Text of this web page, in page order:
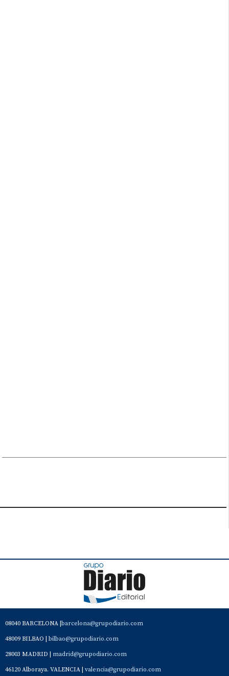
08040 BARCELONA | barcelona@grupodiario.com
48009 BILBAO | bilbao@grupodiario.com
28003 MADRID | madrid@grupodiario.com
46120 Alboraya. VALENCIA | valencia@grupodiario.com